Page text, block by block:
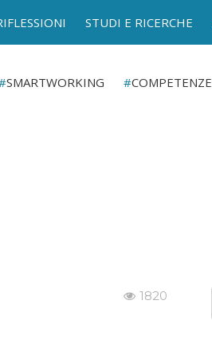
STUDI E RICERCHE
SMARTWORKING COMPETENZE
1820